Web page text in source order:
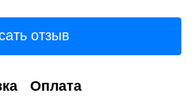
отзыв
Оплата